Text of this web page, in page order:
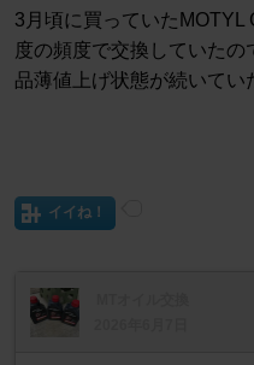
3月頃に買っていたMOTYL
度の頻度で交換していた
品薄値上げ状態が続いてい
イイね！